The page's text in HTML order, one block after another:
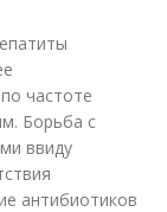
частоте
Борьба с
ввиду
антибиотиков